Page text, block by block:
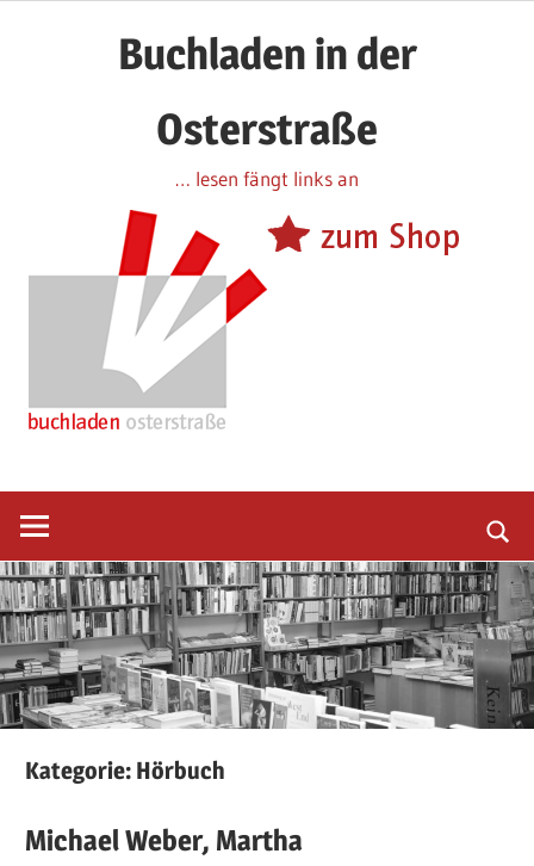
Buchladen in der
Osterstraße
… lesen fängt links an
Kategorie: Hörbuch
MichaelWeber, Martha